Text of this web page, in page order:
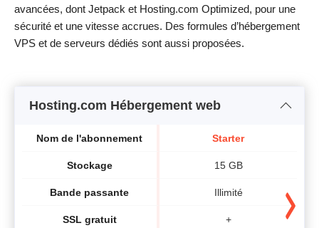
avancées, dont Jetpack et Hosting.com Optimized, pour une
sécurité et une vitesse accrues. Des formules d’hébergement
VPS et de serveurs dédiés sont aussi proposées.
Hosting.com Hébergement web
Nom de l'abonnement
Stockage
Bande passante
SSL gratuit
Starter
15 GB
Illimité
+